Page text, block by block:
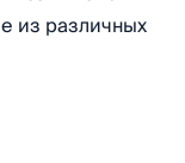
из различных